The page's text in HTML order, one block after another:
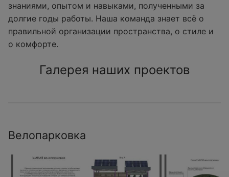
знаниями, опытом и навыками, полученными за
долгие годы работы. Наша команда знает всё о
правильной организации пространства, о стиле и
о комфорте.
Галерея наших проектов
Велопарковка